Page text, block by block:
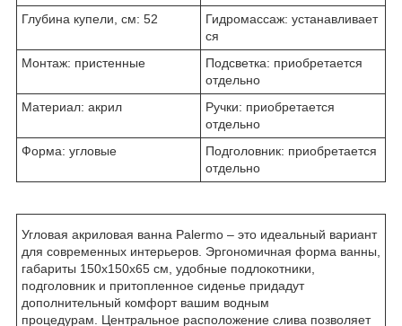
Глубина купели, см: 52
Гидромассаж: устанавливает
ся
Монтаж: пристенные
Подсветка: приобретается
отдельно
Материал: акрил
Ручки: приобретается
отдельно
Форма: угловые
Подголовник: приобретается
отдельно
Угловая акриловая ванна Palermo – это идеальный вариант
для современных интерьеров. Эргономичная форма ванны,
габариты 150x150x65 см, удобные подлокотники,
подголовник и притопленное сиденье придадут
дополнительный комфорт вашим водным
процедурам. Центральное расположение слива позволяет